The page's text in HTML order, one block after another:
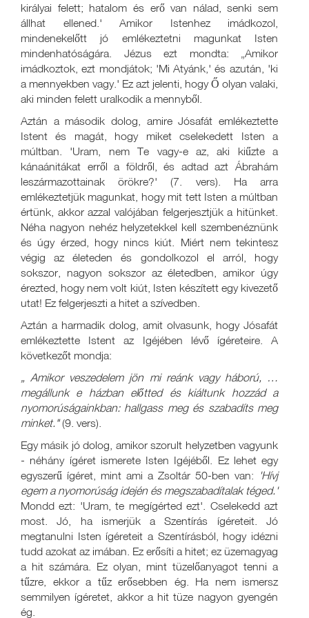
királyai felett; hatalom és erő van nálad, senki sem
állhat ellened.' Amikor Istenhez imádkozol,
mindenekelőtt jó emlékeztetni magunkat Isten
mindenhatóságára. Jézus ezt mondta: „Amikor
imádkoztok, ezt mondjátok; 'Mi Atyánk,' és azután, 'ki
a mennyekben vagy.' Ez azt jelenti, hogy Ő olyan valaki,
aki minden felett uralkodik a mennyből.
Aztán a második dolog, amire Jósafát emlékeztette
Istent és magát, hogy miket cselekedett Isten a
múltban. 'Uram, nem Te vagy-e az, aki kiűzte a
kánaánitákat erről a földről, és adtad azt Ábrahám
leszármazottainak örökre?' (7. vers). Ha arra
emlékeztetjük magunkat, hogy mit tett Isten a múltban
értünk, akkor azzal valójában felgerjesztjük a hitünket.
Néha nagyon nehéz helyzetekkel kell szembenéznünk
és úgy érzed, hogy nincs kiút. Miért nem tekintesz
végig az életeden és gondolkozol el arról, hogy
sokszor, nagyon sokszor az életedben, amikor úgy
érezted, hogy nem volt kiút, Isten készített egy kivezető
utat! Ez felgerjeszti a hitet a szívedben.
Aztán a harmadik dolog, amit olvasunk, hogy Jósafát
emlékeztette Istent az Igéjében lévő ígéreteire. A
következőt mondja:
„ Amikor veszedelem jön mi reánk vagy háború, …
megállunk e házban előtted és kiáltunk hozzád a
nyomorúságainkban: hallgass meg és szabadíts meg
minket."(9. vers).
Egy másik jó dolog, amikor szorult helyzetben vagyunk
- néhány ígéret ismerete Isten Igéjéből. Ez lehet egy
egyszerű ígéret, mint ami a Zsoltár 50-ben van: 'Hívj
egem a nyomorúság idején és megszabadítalak téged.'
Mondd ezt: 'Uram, te megígérted ezt'. Cselekedd azt
most. Jó, ha ismerjük a Szentírás ígéreteit. Jó
megtanulni Isten ígéreteit a Szentírásból, hogy idézni
tudd azokat az imában. Ez erősíti a hitet; ez üzemagyag
a hit számára. Ez olyan, mint tüzelőanyagot tenni a
tűzre, ekkor a tűz erősebben ég. Ha nem ismersz
semmilyen ígéretet, akkor a hit tüze nagyon gyengén
ég.